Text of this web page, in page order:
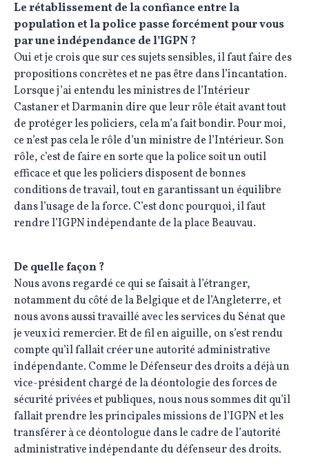
Le rétablissement de la confiance entre la
population et la police passe forcément pour vous
par une indépendance de l’IGPN ?
Oui et je crois que sur ces sujets sensibles, il faut faire des
propositions concrètes et ne pas être dans l’incantation.
Lorsque j’ai entendu les ministres de l’Intérieur
Castaner et Darmanin dire que leur rôle était avant tout
de protéger les policiers, cela m’a fait bondir. Pour moi,
ce n’est pas cela le rôle d’un ministre de l’Intérieur. Son
rôle, c’est de faire en sorte que la police soit un outil
efficace et que les policiers disposent de bonnes
conditions de travail, tout en garantissant un équilibre
dans l’usage de la force. C’est donc pourquoi, il faut
rendre l’IGPN indépendante de la place Beauvau.
De quelle façon ?
Nous avons regardé ce qui se faisait à l’étranger,
notamment du côté de la Belgique et de l’Angleterre, et
nous avons aussi travaillé avec les services du Sénat que
je veux ici remercier. Et de fil en aiguille, on s’est rendu
compte qu’il fallait créer une autorité administrative
indépendante. Comme le Défenseur des droits a déjà un
vice-président chargé de la déontologie des forces de
sécurité privées et publiques, nous nous sommes dit qu’il
fallait prendre les principales missions de l’IGPN et les
transférer à ce déontologue dans le cadre de l’autorité
administrative indépendante du défenseur des droits.